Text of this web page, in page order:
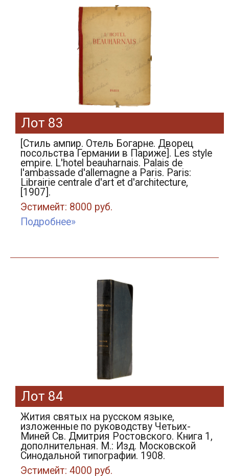
Лот 83
[Стиль ампир. Отель Богарне. Дворец
посольства Германии в Париже]. Les style
empire. L'hotel beauharnais. Palais de
l'ambassade d'allemagne a Paris. Paris:
Librairie centrale d'art et d'architecture,
[1907].
Эстимейт: 8000 руб.
Подробнее»
Лот 84
Жития святых на русском языке,
изложенные по руководству Четьих-
Миней Св. Дмитрия Ростовского. Книга 1,
дополнительная. М.: Изд. Московской
Синодальной типографии. 1908.
Эстимейт: 4000 руб.